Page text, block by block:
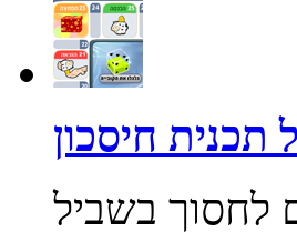
תכנית חיסכון